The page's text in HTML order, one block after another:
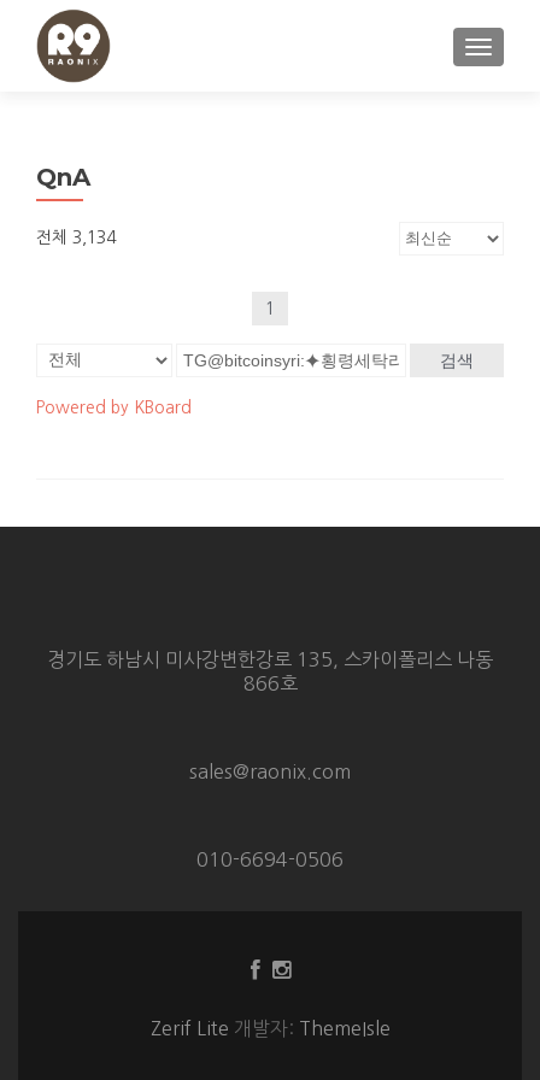
내비게
QnA
전체 3,134
1
검색
Powered by KBoard
경기도 하남시 미사강변한강로 135, 스카이폴리스 나동
866호
sales@raonix.com
010-6694-0506
Facebook
크
Instagram
크
Zerif Lite 개발자: ThemeIsle